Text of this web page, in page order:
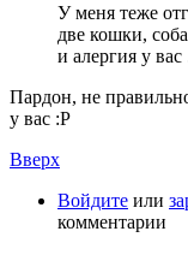
У меня теже
две кошки,
и алергия у вас
Пардон, не
у вас :P
Вверх
Войдите или
комментарии